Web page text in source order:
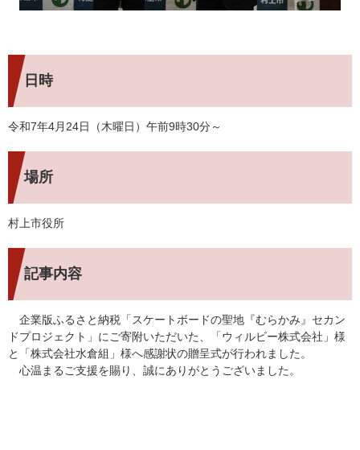
日時
令和7年4月24日（木曜日）午前9時30分～
場所
村上市役所
記事内容
企業版ふるさと納税「スケートボードの聖地『むらかみ』セカン
ドプロジェクト」にご寄附いただいた、「ウィルビー株式会社」様
と「株式会社水倉組」様へ感謝状の贈呈式が行われました。
心温まるご支援を賜り、誠にありがとうございました。